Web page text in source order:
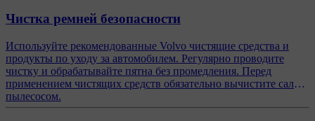
Чистка ремней безопасности
Используйте рекомендованные Volvo чистящие средства и
продукты по уходу за автомобилем. Регулярно проводите
чистку и обрабатывайте пятна без промедления. Перед
применением чистящих средств обязательно вычистите салон
пылесосом.